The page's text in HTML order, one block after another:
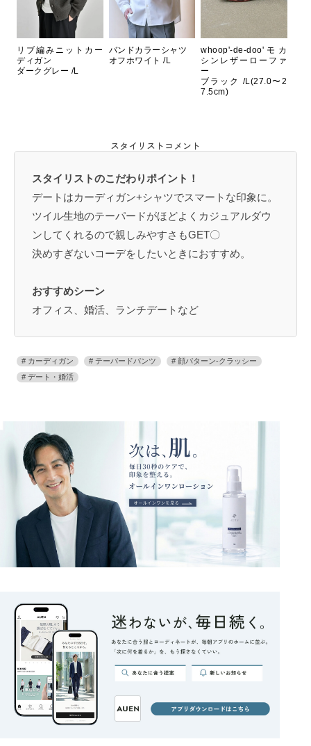
リブ編みニットカー
ディガン
ダークグレー /L
バンドカラーシャツ
オフホワイト /L
whoop'-de-doo'モカ
シンレザーローファ
ー
ブラック /L(27.0〜2
7.5cm)
スタイリストコメント
スタイリストのこだわりポイント！
デートはカーディガン+シャツでスマートな印象に。
ツイル生地のテーパードがほどよくカジュアルダウ
ンしてくれるので親しみやすさもGET〇
決めすぎないコーデをしたいときにおすすめ。
おすすめシーン
オフィス、婚活、ランチデートなど
カーディガン テーパードパンツ
顔パターン-クラッシー
デート・婚活